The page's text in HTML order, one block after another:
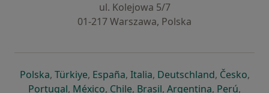
ul. Kolejowa 5/7
01-217 Warszawa, Polska
Polskase otevře v nové záložce
, Türkiyese otevře v nové záložce
, Españase otevře v nové záložce
, Italiase otevře v nové záložce
, Deutschlandse otevře v
, Českose
,
Portugalse otevře v nové záložce
, Méxicose otevře v nové záložce
, Chilese otevře v nové záložce
, Brasilse otevře v nové
, Argentinase otevře v
, Perúse
,